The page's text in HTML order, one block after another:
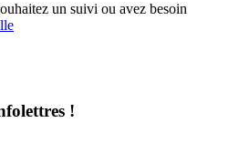
un suivi ou avez besoin
!